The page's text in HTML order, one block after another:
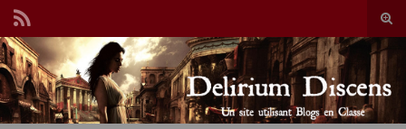
Search for: